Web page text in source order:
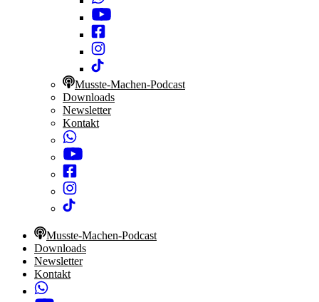
Musste-Machen-Podcast
Downloads
Newsletter
Kontakt
Musste-Machen-Podcast
Downloads
Newsletter
Kontakt